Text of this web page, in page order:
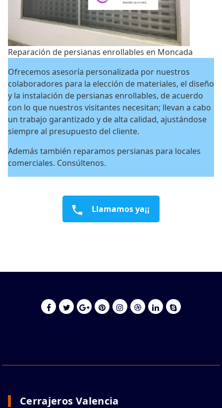
Reparación de persianas enrollables en Moncada
Ofrecemos asesoría personalizada por nuestros
colaboradores para la elección de materiales, el diseño
y la instalación de persianas enrollables, de acuerdo
con lo que nuestros visitantes necesitan; llevan a cabo
un trabajo garantizado y de alta calidad, ajustándose
siempre al presupuesto del cliente.
Además también reparamos persianas para locales
comerciales. Consúltenos.
Llamamos ya¡¡
Cerrajeros Valencia